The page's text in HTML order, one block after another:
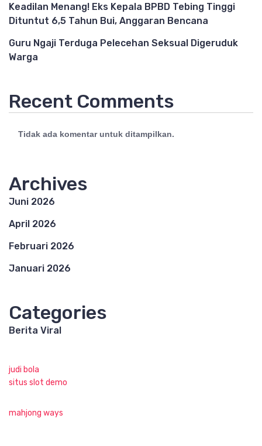
Keadilan Menang! Eks Kepala BPBD Tebing Tinggi
Dituntut 6,5 Tahun Bui, Anggaran Bencana
Guru Ngaji Terduga Pelecehan Seksual Digeruduk
Warga
Recent Comments
Tidak ada komentar untuk ditampilkan.
Archives
Juni 2026
April 2026
Februari 2026
Januari 2026
Categories
Berita Viral
judi bola
situs slot demo
mahjong ways